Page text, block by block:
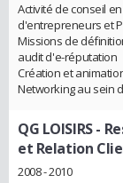
Activité de conseil
d'entrepreneurs et
Missions de
audit d'e-réputation
Création et
Networking au sein
QG LOISIRS-
et Relation
2008 - 2010